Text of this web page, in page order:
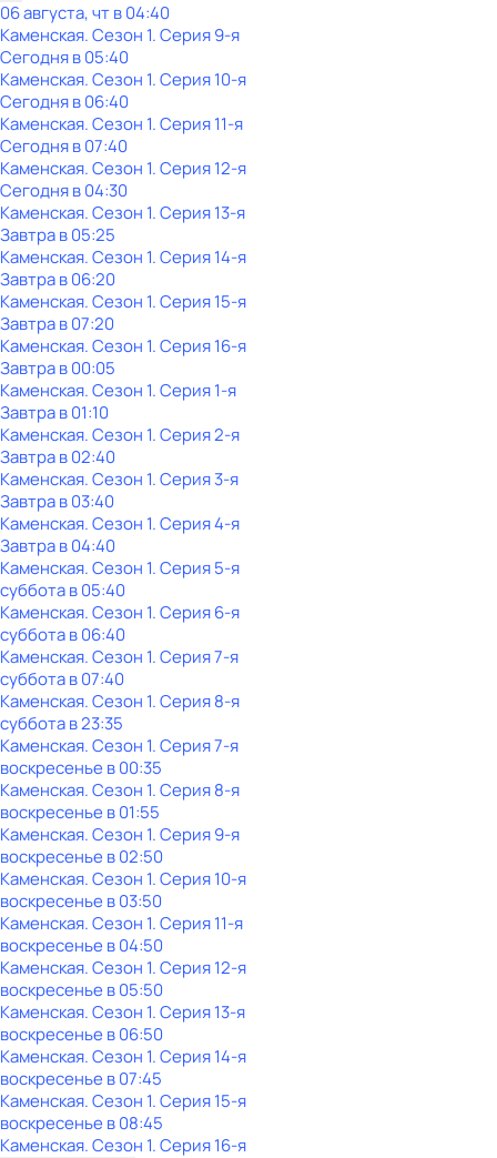
06 августа, чт в 04:40
Каменская. Сезон 1. Серия 9-я
Сегодня в 05:40
Каменская. Сезон 1. Серия 10-я
Сегодня в 06:40
Каменская. Сезон 1. Серия 11-я
Сегодня в 07:40
Каменская. Сезон 1. Серия 12-я
Сегодня в 04:30
Каменская. Сезон 1. Серия 13-я
Завтра в 05:25
Каменская. Сезон 1. Серия 14-я
Завтра в 06:20
Каменская. Сезон 1. Серия 15-я
Завтра в 07:20
Каменская. Сезон 1. Серия 16-я
Завтра в 00:05
Каменская. Сезон 1. Серия 1-я
Завтра в 01:10
Каменская. Сезон 1. Серия 2-я
Завтра в 02:40
Каменская. Сезон 1. Серия 3-я
Завтра в 03:40
Каменская. Сезон 1. Серия 4-я
Завтра в 04:40
Каменская. Сезон 1. Серия 5-я
субботав05:40
Каменская. Сезон 1. Серия 6-я
субботав06:40
Каменская. Сезон 1. Серия 7-я
субботав07:40
Каменская. Сезон 1. Серия 8-я
субботав23:35
Каменская. Сезон 1. Серия 7-я
воскресенье в00:35
Каменская. Сезон 1. Серия 8-я
воскресенье в01:55
Каменская. Сезон 1. Серия 9-я
воскресенье в02:50
Каменская. Сезон 1. Серия 10-я
воскресенье в03:50
Каменская. Сезон 1. Серия 11-я
воскресенье в04:50
Каменская. Сезон 1. Серия 12-я
воскресенье в05:50
Каменская. Сезон 1. Серия 13-я
воскресенье в06:50
Каменская. Сезон 1. Серия 14-я
воскресенье в07:45
Каменская. Сезон 1. Серия 15-я
воскресенье в08:45
Каменская. Сезон 1. Серия 16-я